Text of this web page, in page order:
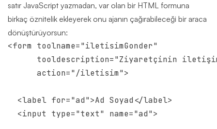
satır JavaScript yazmadan, var olan bir HTML formuna
birkaç öznitelik ekleyerek onu ajanın çağırabileceği bir araca
dönüştürüyorsun:
<form toolname="iletisimGonder"
tooldescription="Ziyaretçinin
      action="/iletisim">
  <label for="ad">Ad Soyad</label>
  <input type="text" name="ad">